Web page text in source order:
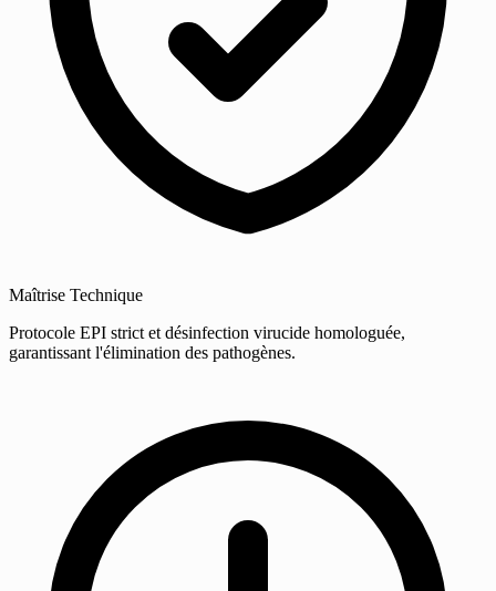
Maîtrise Technique
Protocole EPI strict et désinfection virucide homologuée,
garantissant l'élimination des pathogènes.